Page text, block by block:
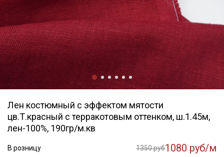
Лен костюмный с эффектом мятости
цв.Т.красный с терракотовым оттенком, ш.1.45м,
лен-100%, 190гр/м.кв
В розницу 1350 руб1080 руб/м